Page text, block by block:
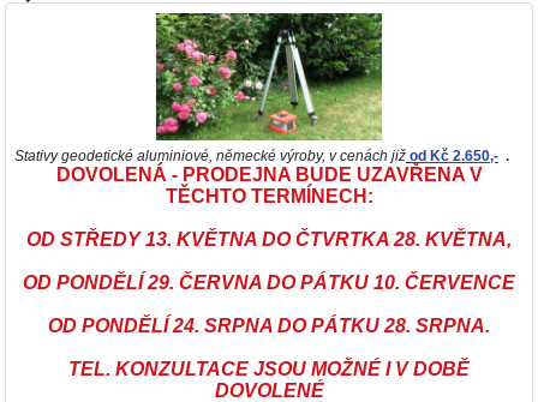
Stativy geodetické aluminiové, německé výroby, v cenách již od Kč 2.650,- .
DOVOLENÁ - PRODEJNA BUDE UZAVŘENA V
TĚCHTO TERMÍNECH:
OD STŘEDY 13. KVĚTNA DO ČTVRTKA 28. KVĚTNA,
OD PONDĚLÍ 29. ČERVNA DO PÁTKU 10. ČERVENCE
OD PONDĚLÍ 24. SRPNA DO PÁTKU 28. SRPNA.
TEL. KONZULTACE JSOU MOŽNÉ I V DOBĚ
DOVOLENÉ